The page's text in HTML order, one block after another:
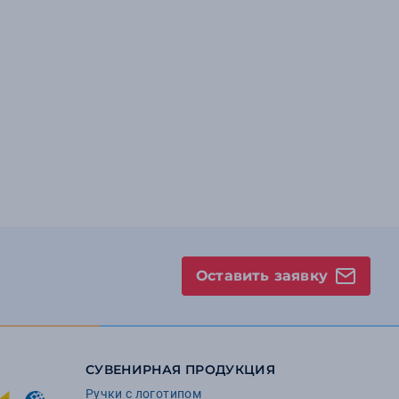
Оставить заявку
СУВЕНИРНАЯ ПРОДУКЦИЯ
Ручки с логотипом